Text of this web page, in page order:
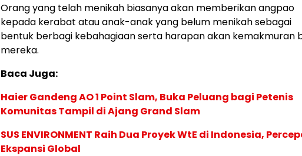
Orang yang telah menikah biasanya akan memberikan angpao
kepada kerabat atau anak-anak yang belum menikah sebagai
bentuk berbagi kebahagiaan serta harapan akan kemakmuran
mereka.
Baca Juga:
Haier Gandeng AO 1 Point Slam, Buka Peluang bagi Petenis
Komunitas Tampil di Ajang Grand Slam
SUS ENVIRONMENT Raih Dua Proyek WtE di Indonesia,
Ekspansi Global